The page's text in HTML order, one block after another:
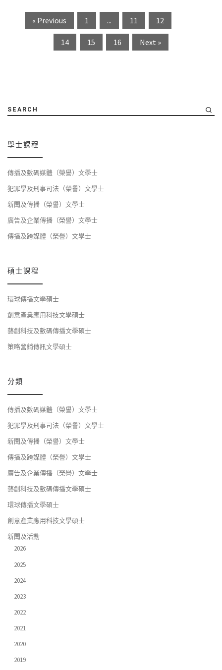
« Previous 1 ... 11 12
14 15 16 Next »
SEARCH
學士課程
傳播及數碼媒體（榮譽）文學士
犯罪學及刑事司法（榮譽）文學士
新聞及傳播（榮譽）文學士
廣告及企業傳播（榮譽）文學士
傳播及跨媒體（榮譽）文學士
碩士課程
環球傳播文學碩士
創意產業應用科技文學碩士
藝創科技及數碼傳播文學碩士
策略營銷傳訊文學碩士
分類
傳播及數碼媒體（榮譽）文學士
犯罪學及刑事司法（榮譽）文學士
新聞及傳播（榮譽）文學士
傳播及跨媒體（榮譽）文學士
廣告及企業傳播（榮譽）文學士
藝創科技及數碼傳播文學碩士
環球傳播文學碩士
創意產業應用科技文學碩士
新聞及活動
2026
2025
2024
2023
2022
2021
2020
2019